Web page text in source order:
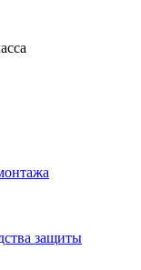
защиты